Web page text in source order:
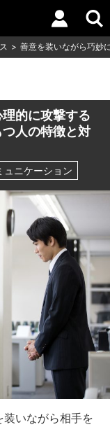
善意を装いながら巧妙
的に攻撃する
つ人の特徴と対
ュニケーション
いながら相手を